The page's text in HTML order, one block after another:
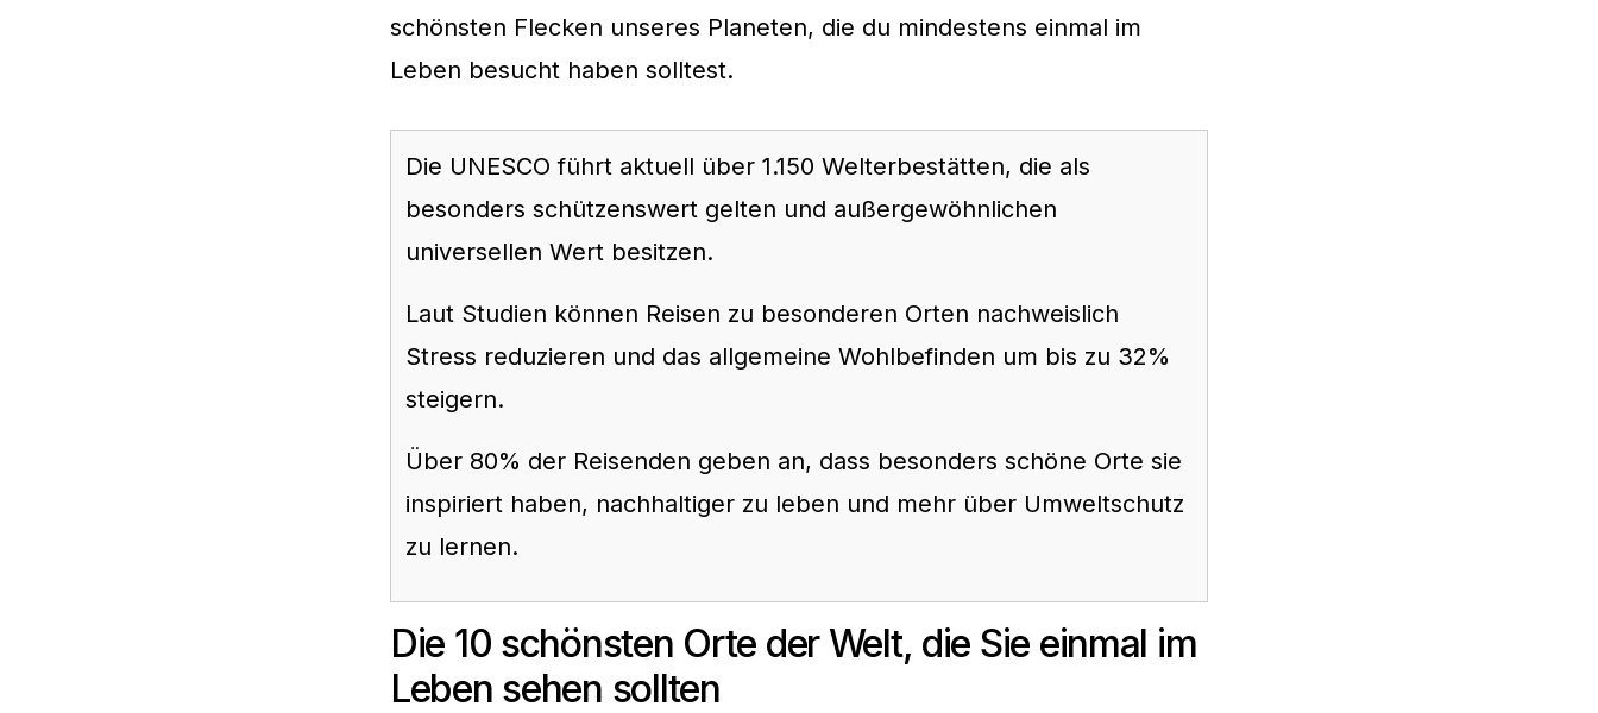
schönsten Flecken unseres Planeten, die du mindestens einmal im
Leben besucht haben solltest.
Die UNESCO führt aktuell über 1.150 Welterbestätten, die als
besonders schützenswert gelten und außergewöhnlichen
universellen Wert besitzen.
Laut Studien können Reisen zu besonderen Orten nachweislich
Stress reduzieren und das allgemeine Wohlbefinden um bis zu 32%
steigern.
Über 80% der Reisenden geben an, dass besonders schöne Orte sie
inspiriert haben, nachhaltiger zu leben und mehr über Umweltschutz
zu lernen.
Die 10 schönsten Orte der Welt, die Sie einmal im
Leben sehen sollten